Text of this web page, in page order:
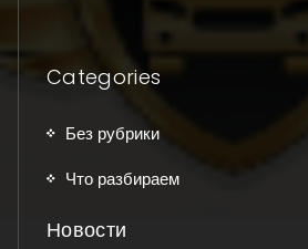
Categories
Без рубрики
Что разбираем
Новости